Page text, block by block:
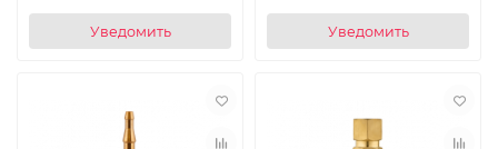
Уведомить Уведомить